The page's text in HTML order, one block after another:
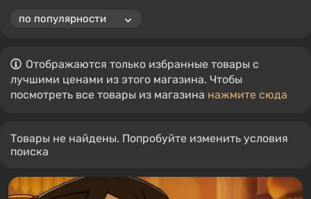
Отображаются только избранные товары с
лучшими ценами из этого магазина. Чтобы
посмотреть все товары из магазина нажмите сюда
Товары не найдены. Попробуйте изменить условия
поиска